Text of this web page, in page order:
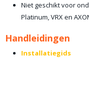
Niet geschikt voor
Platinum, VRX en
Handleidingen
Installatiegids